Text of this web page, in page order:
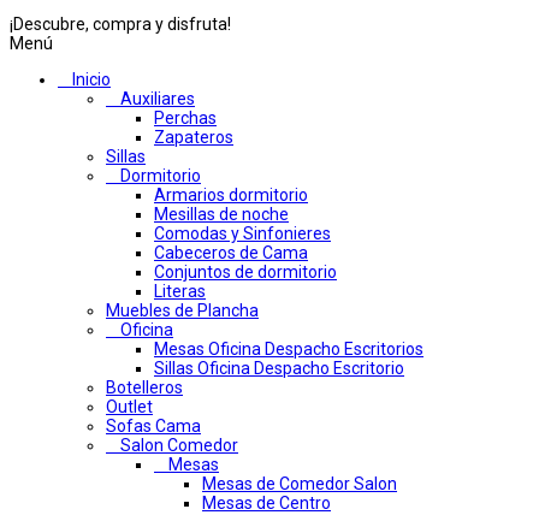
¡Descubre, compra y disfruta!
Menú
Inicio
Auxiliares
Perchas
Zapateros
Sillas
Dormitorio
Armarios dormitorio
Mesillas de noche
Comodas y Sinfonieres
Cabeceros de Cama
Conjuntos de dormitorio
Literas
Muebles de Plancha
Oficina
Mesas Oficina Despacho Escritorios
Sillas Oficina Despacho Escritorio
Botelleros
Outlet
Sofas Cama
Salon Comedor
Mesas
Mesas de Comedor Salon
Mesas de Centro